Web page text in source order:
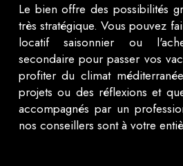
Le bien offre des possibilités
très stratégique. Vous pouvez
locatif saisonnier ou
secondaire pour passer vos
profiter du climat
projets ou des réflexions et
accompagnés par un
nos conseillers sont à votre